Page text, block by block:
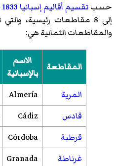
حسبتقسيم أقاليم إسبانيا 1833
والمقاطعات الثمانية هي:
المقاطعة
الاسم
بالإسبانية
المرية
Almería
قادس
Cádiz
قرطبة
Córdoba
غرناطة
Granada